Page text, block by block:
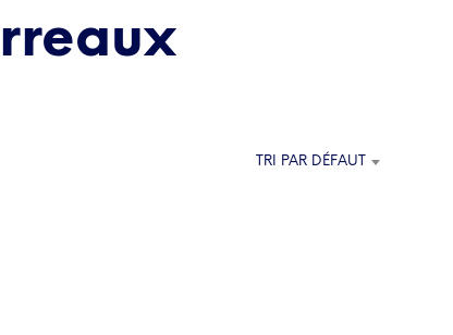
TRI PAR DÉFAUT